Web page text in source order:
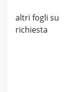
altri fogli su
richiesta